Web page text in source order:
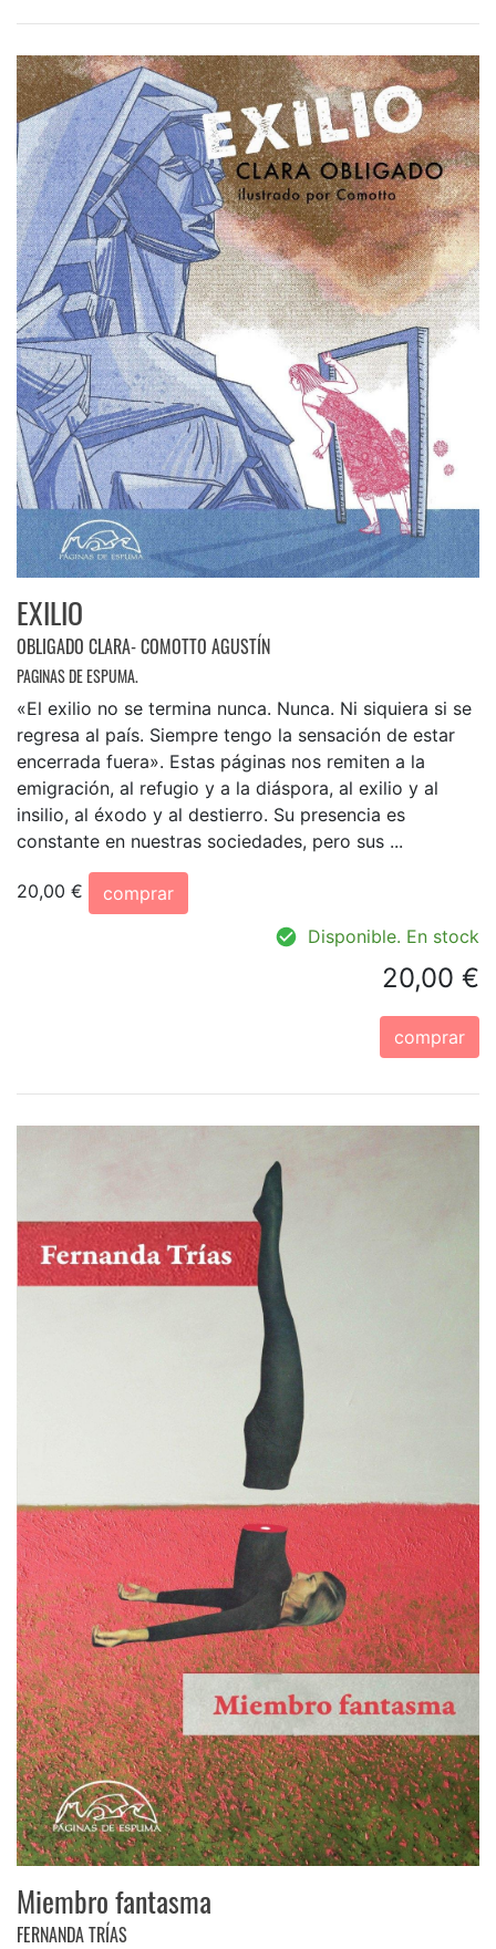
EXILIO
OBLIGADO CLARA- COMOTTO AGUSTÍN
PAGINAS DE ESPUMA.
«El exilio no se termina nunca. Nunca. Ni siquiera si se
regresa al país. Siempre tengo la sensación de estar
encerrada fuera». Estas páginas nos remiten a la
emigración, al refugio y a la diáspora, al exilio y al
insilio, al éxodo y al destierro. Su presencia es
constante en nuestras sociedades, pero sus ...
20,00 €
comprar
Disponible. En stock
20,00 €
comprar
Miembro fantasma
FERNANDA TRÍAS